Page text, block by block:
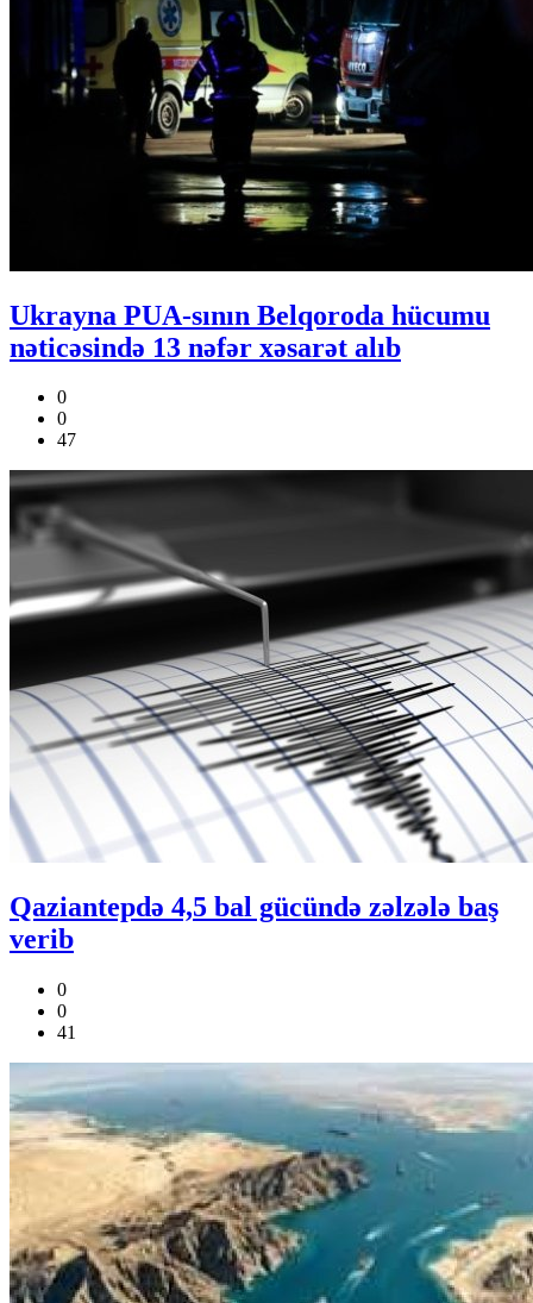
Ukrayna PUA-sının Belqoroda hücumu
nəticəsində 13 nəfər xəsarət alıb
0
0
47
Qaziantepdə 4,5 bal gücündə zəlzələ baş
verib
0
0
41